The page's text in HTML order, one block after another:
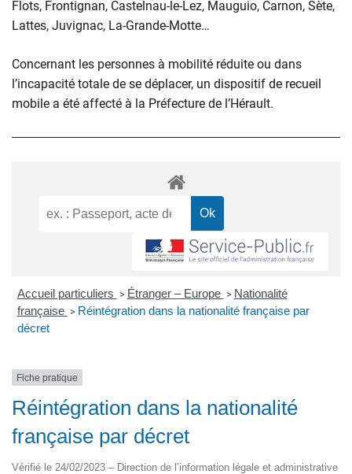
Flots, Frontignan, Castelnau-le-Lez, Mauguio, Carnon, Sète,
Lattes, Juvignac, La-Grande-Motte…
Concernant les personnes à mobilité réduite ou dans
l’incapacité totale de se déplacer, un dispositif de recueil
mobile a été affecté à la Préfecture de l’Hérault.
Accueil particuliers > Étranger – Europe > Nationalité
française > Réintégration dans la nationalité française par
décret
Fiche pratique
Réintégration dans la nationalité
française par décret
Vérifié le 24/02/2023 – Direction de l’information légale et administrative